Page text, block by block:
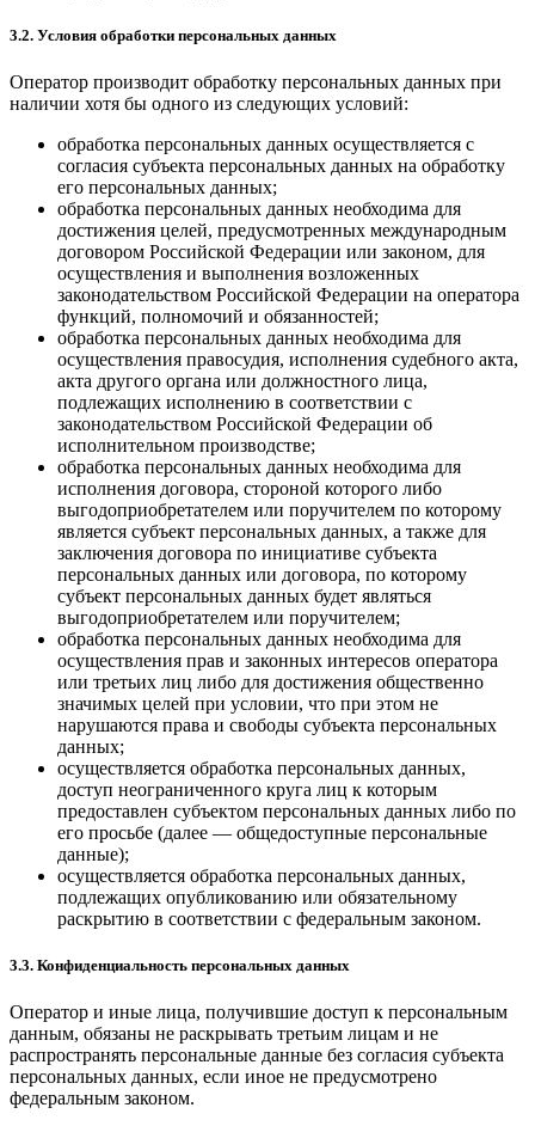
3.2. Условия обработки персональных данных
Оператор производит обработку персональных данных при
наличии хотя бы одного из следующих условий:
обработка персональных данных осуществляется с
согласия субъекта персональных данных на обработку
его персональных данных;
обработка персональных данных необходима для
достижения целей, предусмотренных международным
договором Российской Федерации или законом, для
осуществления и выполнения возложенных
законодательством Российской Федерации на оператора
функций, полномочий и обязанностей;
обработка персональных данных необходима для
осуществления правосудия, исполнения судебного акта,
акта другого органа или должностного лица,
подлежащих исполнению в соответствии с
законодательством Российской Федерации об
исполнительном производстве;
обработка персональных данных необходима для
исполнения договора, стороной которого либо
выгодоприобретателем или поручителем по которому
является субъект персональных данных, а также для
заключения договора по инициативе субъекта
персональных данных или договора, по которому
субъект персональных данных будет являться
выгодоприобретателем или поручителем;
обработка персональных данных необходима для
осуществления прав и законных интересов оператора
или третьих лиц либо для достижения общественно
значимых целей при условии, что при этом не
нарушаются права и свободы субъекта персональных
данных;
осуществляется обработка персональных данных,
доступ неограниченного круга лиц к которым
предоставлен субъектом персональных данных либо по
его просьбе (далее — общедоступные персональные
данные);
осуществляется обработка персональных данных,
подлежащих опубликованию или обязательному
раскрытию в соответствии с федеральным законом.
3.3. Конфиденциальность персональных данных
Оператор и иные лица, получившие доступ к персональным
данным, обязаны не раскрывать третьим лицам и не
распространять персональные данные без согласия субъекта
персональных данных, если иное не предусмотрено
федеральным законом.